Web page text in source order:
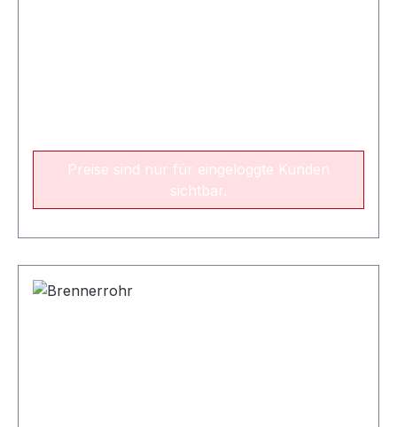
Preise sind nur für eingeloggte Kunden
sichtbar.